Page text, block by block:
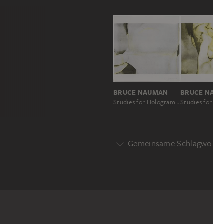
BRUCE NAUMAN
Studies for Holograms (pulled neck)
BRUCE
Gemeinsame